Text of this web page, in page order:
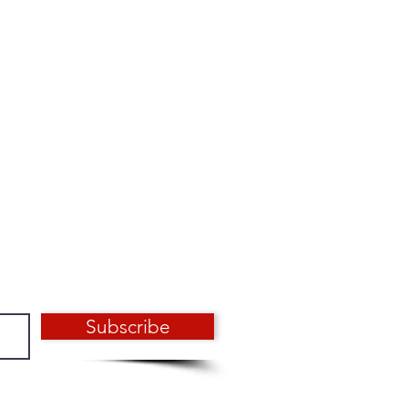
Subscribe